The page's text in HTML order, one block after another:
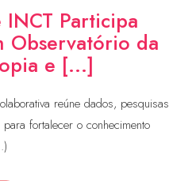
INCT Participa
Observatório da
e [...]
reúne dados, pesquisas
fortalecer o conhecimento